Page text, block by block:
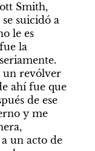
Smith,
suicidó a
le es
la
un revólver
ahí fue que
de ese
y me
un acto de